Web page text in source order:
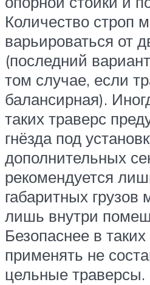
Количество строп
варьироваться от
(последний
том случае, если
балансирная).
таких траверс
гнёзда под
дополнительных
рекомендуется
габаритных грузов
лишь внутри
Безопаснее в
применять не
цельные траверсы.